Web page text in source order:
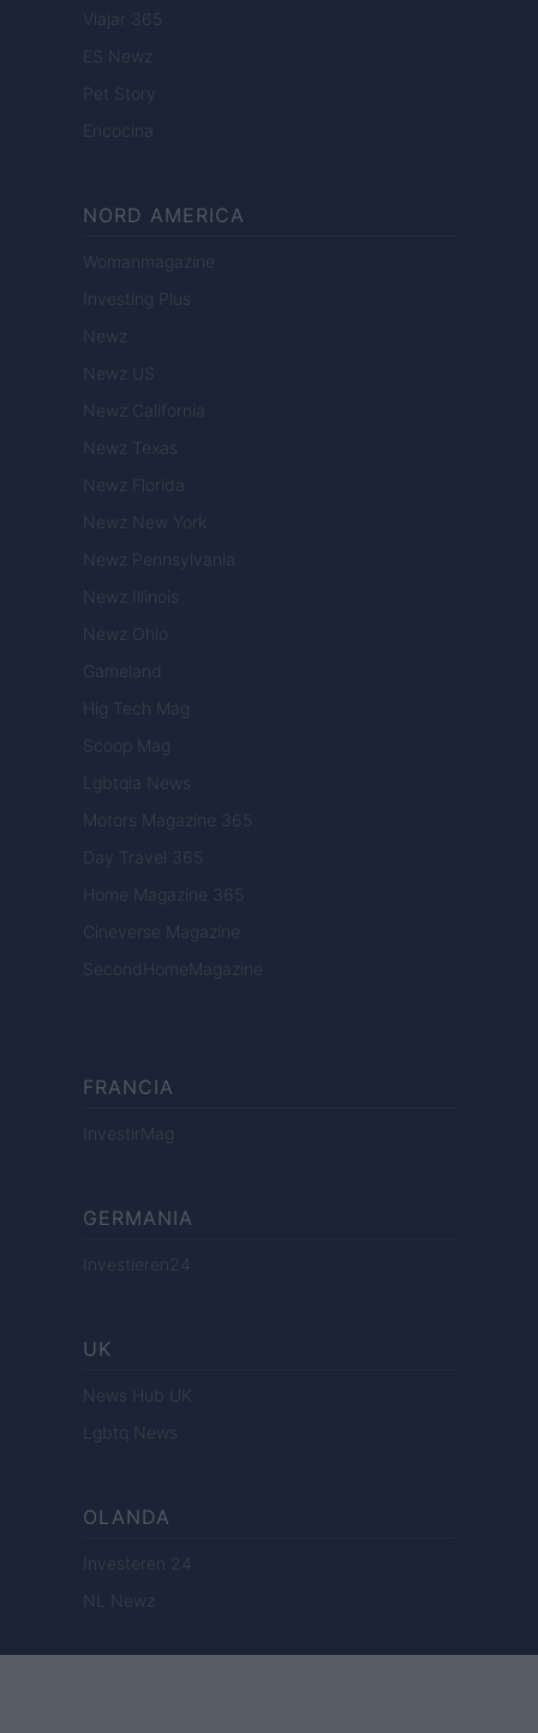
Viajar 365
ES Newz
Pet Story
Encocina
NORD AMERICA
Womanmagazine
Investing Plus
Newz
Newz US
Newz California
Newz Texas
Newz Florida
Newz New York
Newz Pennsylvania
Newz Illinois
Newz Ohio
Gameland
Hig Tech Mag
Scoop Mag
Lgbtqia News
Motors Magazine 365
Day Travel 365
Home Magazine 365
Cineverse Magazine
SecondHomeMagazine
FRANCIA
InvestirMag
GERMANIA
Investieren24
UK
News Hub UK
Lgbtq News
OLANDA
Investeren 24
NL Newz